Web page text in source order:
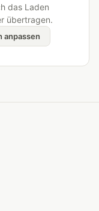
das Laden
übertragen.
anpassen